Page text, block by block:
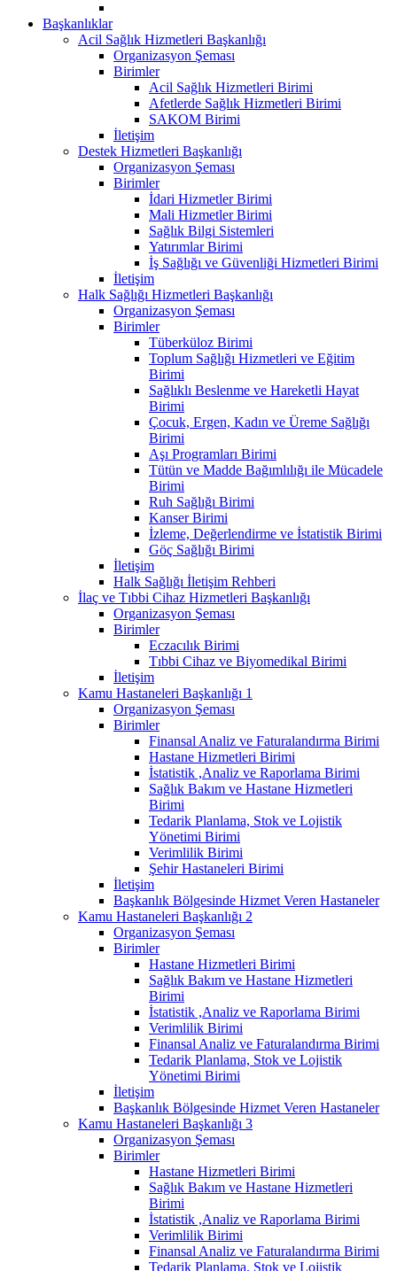
Başkanlıklar
Acil Sağlık Hizmetleri Başkanlığı
Organizasyon Şeması
Birimler
Acil Sağlık Hizmetleri Birimi
Afetlerde Sağlık Hizmetleri Birimi
SAKOM Birimi
İletişim
Destek Hizmetleri Başkanlığı
Organizasyon Şeması
Birimler
İdari Hizmetler Birimi
Mali Hizmetler Birimi
Sağlık Bilgi Sistemleri
Yatırımlar Birimi
İş Sağlığı ve Güvenliği Hizmetleri Birimi
İletişim
Halk Sağlığı Hizmetleri Başkanlığı
Organizasyon Şeması
Birimler
Tüberküloz Birimi
Toplum Sağlığı Hizmetleri ve Eğitim
Birimi
Sağlıklı Beslenme ve Hareketli Hayat
Birimi
Çocuk, Ergen, Kadın ve Üreme Sağlığı
Birimi
Aşı Programları Birimi
Tütün ve Madde Bağımlılığı ile Mücadele
Birimi
Ruh Sağlığı Birimi
Kanser Birimi
İzleme, Değerlendirme ve İstatistik Birimi
Göç Sağlığı Birimi
İletişim
Halk Sağlığı İletişim Rehberi
İlaç ve Tıbbi Cihaz Hizmetleri Başkanlığı
Organizasyon Şeması
Birimler
Eczacılık Birimi
Tıbbi Cihaz ve Biyomedikal Birimi
İletişim
Kamu Hastaneleri Başkanlığı 1
Organizasyon Şeması
Birimler
Finansal Analiz ve Faturalandırma Birimi
Hastane Hizmetleri Birimi
İstatistik ,Analiz ve Raporlama Birimi
Sağlık Bakım ve Hastane Hizmetleri
Birimi
Tedarik Planlama, Stok ve Lojistik
Yönetimi Birimi
Verimlilik Birimi
Şehir Hastaneleri Birimi
İletişim
Başkanlık Bölgesinde Hizmet Veren Hastaneler
Kamu Hastaneleri Başkanlığı 2
Organizasyon Şeması
Birimler
Hastane Hizmetleri Birimi
Sağlık Bakım ve Hastane Hizmetleri
Birimi
İstatistik ,Analiz ve Raporlama Birimi
Verimlilik Birimi
Finansal Analiz ve Faturalandırma Birimi
Tedarik Planlama, Stok ve Lojistik
Yönetimi Birimi
İletişim
Başkanlık Bölgesinde Hizmet Veren Hastaneler
Kamu Hastaneleri Başkanlığı 3
Organizasyon Şeması
Birimler
Hastane Hizmetleri Birimi
Sağlık Bakım ve Hastane Hizmetleri
Birimi
İstatistik ,Analiz ve Raporlama Birimi
Verimlilik Birimi
Finansal Analiz ve Faturalandırma Birimi
Tedarik Planlama, Stok ve Lojistik